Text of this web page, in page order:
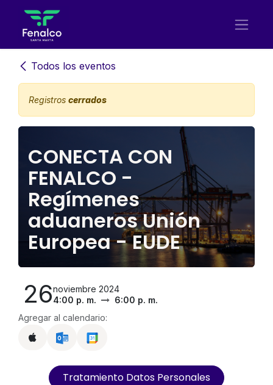
Ir al contenido
Todos los eventos
Registros cerrados
CONECTA CON
FENALCO -
Regímenes
aduaneros Unión
Europea - EUDE
26noviembre 2024
4:00 p. m.
6:00 p. m.
Agregar al calendario:
Tratamiento Datos Personales